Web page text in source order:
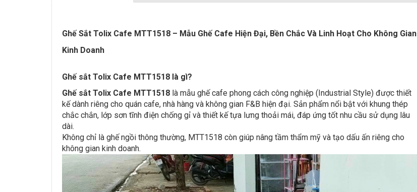
Ghế Sắt Tolix Cafe MTT1518 – Mẫu Ghế Cafe Hiện Đại, Bền Chắc Và Linh Hoạt Cho Không Gian
Kinh Doanh
Ghế sắt Tolix Cafe MTT1518 là gì?
Ghế sắt Tolix Cafe MTT1518 là mẫu ghế cafe phong cách công nghiệp (Industrial Style) được thiết
kế dành riêng cho quán cafe, nhà hàng và không gian F&B hiện đại. Sản phẩm nổi bật với khung thép
chắc chắn, lớp sơn tĩnh điện chống gỉ và thiết kế tựa lưng thoải mái, đáp ứng tốt nhu cầu sử dụng lâu
dài.
Không chỉ là ghế ngồi thông thường, MTT1518 còn giúp nâng tầm thẩm mỹ và tạo dấu ấn riêng cho
không gian kinh doanh.